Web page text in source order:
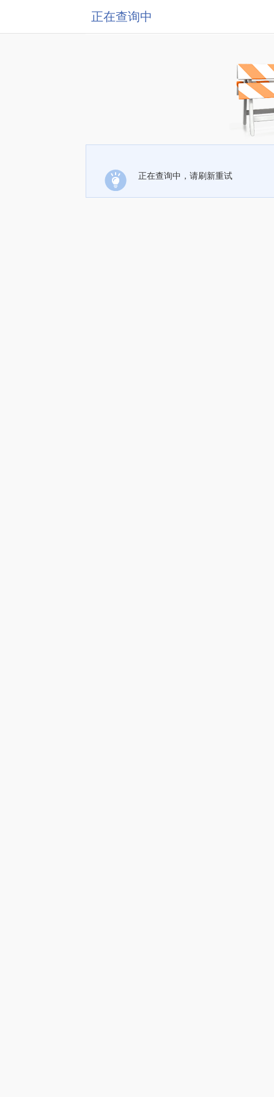
正在查询中
正在查询中，请刷新重试